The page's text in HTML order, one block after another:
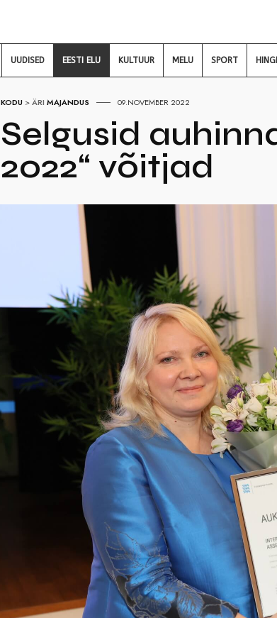
UUDISED EESTI ELU KULTUUR MELU SPORT
KODU >ÄRI MAJANDUS 09.NOVEMBER 2022
Selgusid
2022“ võitjad